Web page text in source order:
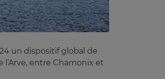
un dispositif global de
entre Chamonix et